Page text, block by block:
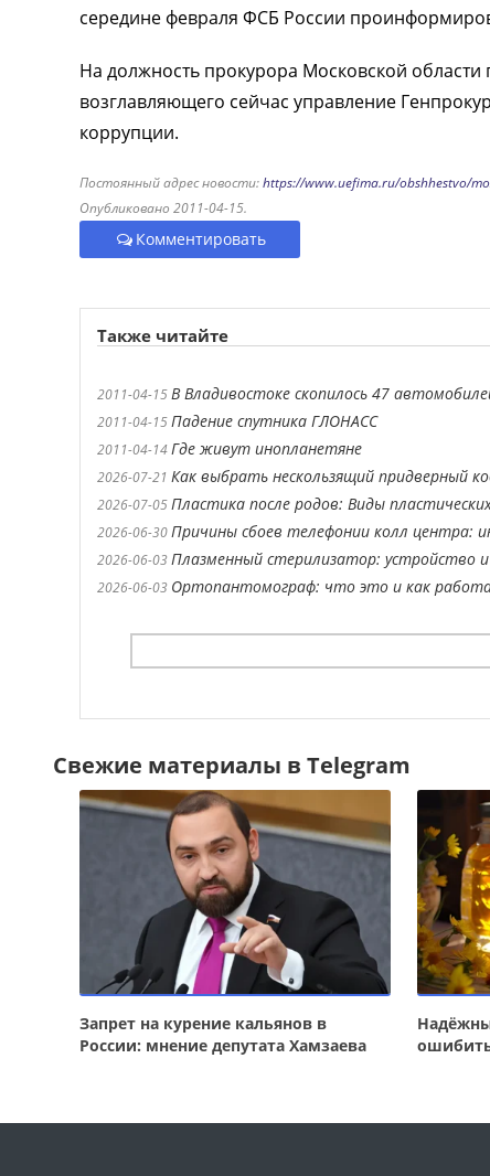
середине февраля ФСБ России
На должность прокурора Московской
возглавляющего сейчас управление
коррупции.
Постоянный адрес новости:https://www.uefima.ru/obshhestvo/
Опубликовано 2011-04-15.
Комментировать
Также читайте
2011-04-15В Владивостоке скопилось 47
2011-04-15Падение спутника ГЛОНАСС
2011-04-14Где живут инопланетяне
2026-07-21 Как выбрать нескользящий придверный
2026-07-05Пластика после родов: Виды
2026-06-30Причины сбоев телефонии колл центра:
2026-06-03Плазменный стерилизатор: устройство
2026-06-03 Ортопантомограф: что это и как
Свежие материалы в Telegram
Запрет на курение кальянов в
России: мнение депутата Хамзаева